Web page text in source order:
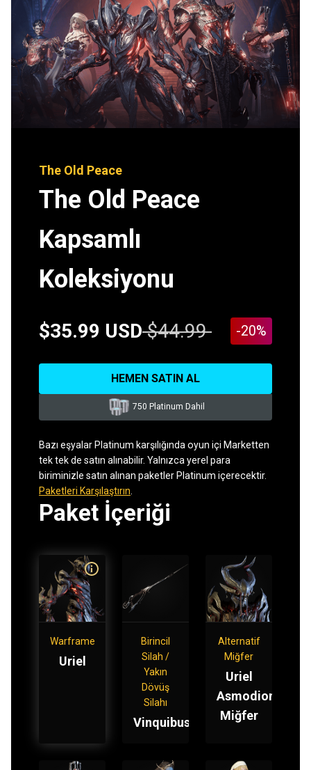
The Old Peace
The Old Peace
Kapsamlı
Koleksiyonu
$35.99 USD $44.99 -20%
HEMEN SATIN AL
750 Platinum Dahil
Bazı eşyalar Platinum karşılığında oyun içi Marketten
tek tek de satın alınabilir. Yalnızca yerel para
biriminizle satın alınan paketler Platinum içerecektir.
Paketleri Karşılaştırın
Paket İçeriği
Warframe
Uriel
Birincil
Silah /
Yakın
Dövüş
Silahı
Vinquibus
Alternatif
Miğfer
Uriel
Asmodion
Miğfer